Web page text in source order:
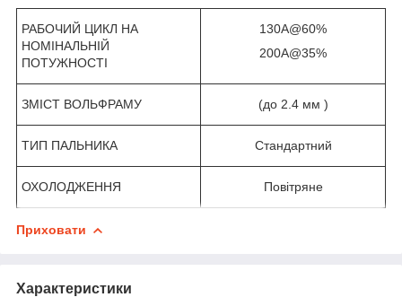
РАБОЧИЙ ЦИКЛ НА
НОМІНАЛЬНІЙ
ПОТУЖНОСТІ
130A@60%
200A@35%
ЗМІСТ ВОЛЬФРАМУ (до 2.4 мм )
ТИП ПАЛЬНИКА Стандартний
ОХОЛОДЖЕННЯ Повітряне
Приховати
Характеристики